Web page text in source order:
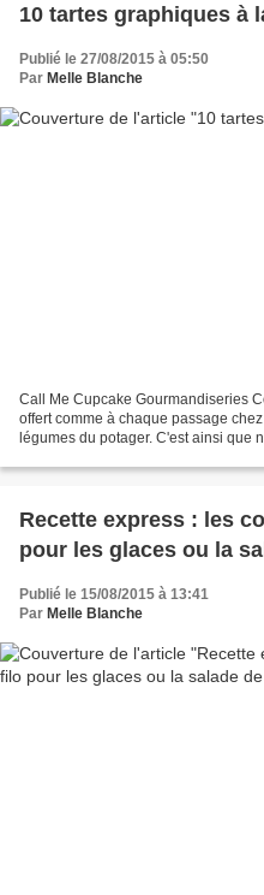
10 tartes graphiques à
Publié le 27/08/2015 à 05:50
Par Melle Blanche
Call Me Cupcake Gourmandiseries
offert comme à chaque passage
légumes du potager. C'est ainsi que
Recette express : les
pour les glaces ou la
Publié le 15/08/2015 à 13:41
Par Melle Blanche